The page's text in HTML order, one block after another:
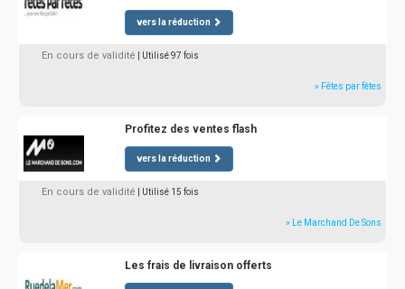
vers la réduction
En cours de validité | Utilisé 97 fois
» Fêtes par fêtes
Profitez des ventes flash
vers la réduction
En cours de validité | Utilisé 15 fois
» Le Marchand De Sons
Les frais de livraison offerts